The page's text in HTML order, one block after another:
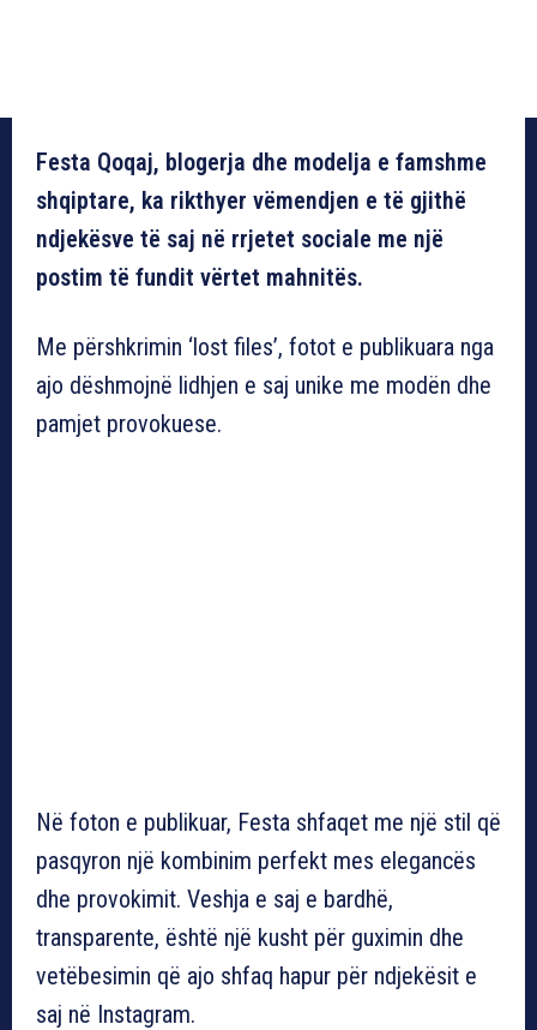
Festa Qoqaj, blogerja dhe modelja e famshme
shqiptare, ka rikthyer vëmendjen e të gjithë
ndjekësve të saj në rrjetet sociale me një
postim të fundit vërtet mahnitës.
Me përshkrimin ‘lost files’, fotot e publikuara nga
ajo dëshmojnë lidhjen e saj unike me modën dhe
pamjet provokuese.
Në foton e publikuar, Festa shfaqet me një stil që
pasqyron një kombinim perfekt mes elegancës
dhe provokimit. Veshja e saj e bardhë,
transparente, është një kusht për guximin dhe
vetëbesimin që ajo shfaq hapur për ndjekësit e
saj në Instagram.